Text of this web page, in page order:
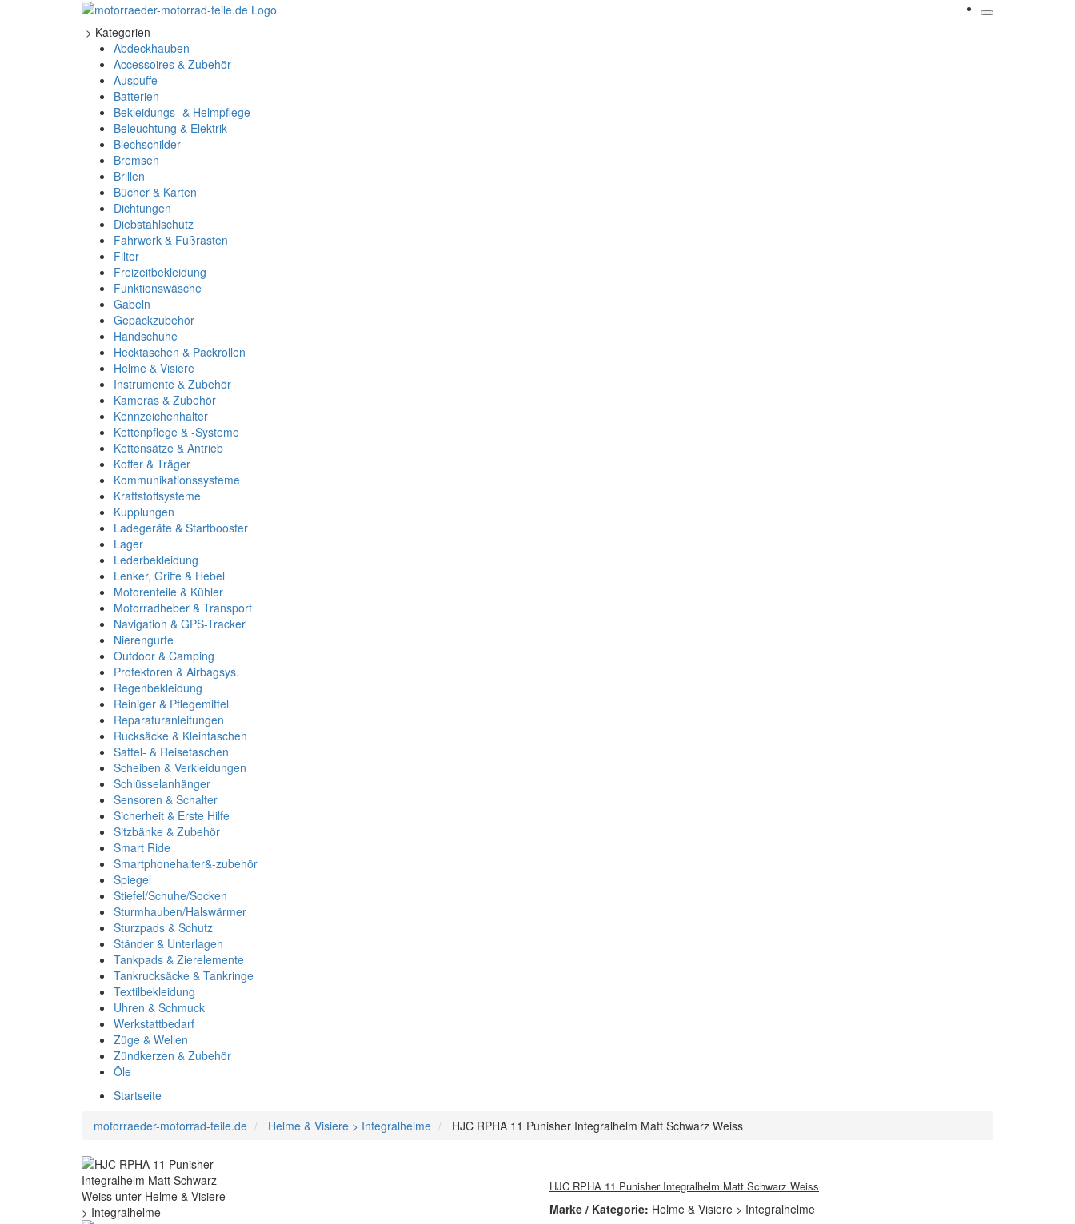
-> Kategorien
Abdeckhauben
Accessoires & Zubehör
Auspuffe
Batterien
Bekleidungs- & Helmpflege
Beleuchtung & Elektrik
Blechschilder
Bremsen
Brillen
Bücher & Karten
Dichtungen
Diebstahlschutz
Fahrwerk & Fußrasten
Filter
Freizeitbekleidung
Funktionswäsche
Gabeln
Gepäckzubehör
Handschuhe
Hecktaschen & Packrollen
Helme & Visiere
Instrumente & Zubehör
Kameras & Zubehör
Kennzeichenhalter
Kettenpflege & -Systeme
Kettensätze & Antrieb
Koffer & Träger
Kommunikationssysteme
Kraftstoffsysteme
Kupplungen
Ladegeräte & Startbooster
Lager
Lederbekleidung
Lenker, Griffe & Hebel
Motorenteile & Kühler
Motorradheber & Transport
Navigation & GPS-Tracker
Nierengurte
Outdoor & Camping
Protektoren & Airbagsys.
Regenbekleidung
Reiniger & Pflegemittel
Reparaturanleitungen
Rucksäcke & Kleintaschen
Sattel- & Reisetaschen
Scheiben & Verkleidungen
Schlüsselanhänger
Sensoren & Schalter
Sicherheit & Erste Hilfe
Sitzbänke & Zubehör
Smart Ride
Smartphonehalter&-zubehör
Spiegel
Stiefel/Schuhe/Socken
Sturmhauben/Halswärmer
Sturzpads & Schutz
Ständer & Unterlagen
Tankpads & Zierelemente
Tankrucksäcke & Tankringe
Textilbekleidung
Uhren & Schmuck
Werkstattbedarf
Züge & Wellen
Zündkerzen & Zubehör
Öle
Startseite
motorraeder-motorrad-teile.de
Helme & Visiere > Integralhelme HJC RPHA 11 Punisher Integralhelm Matt Schwarz Weiss
HJC RPHA 11 Punisher Integralhelm Matt Schwarz Weiss
Marke / Kategorie: Helme & Visiere > Integralhelme